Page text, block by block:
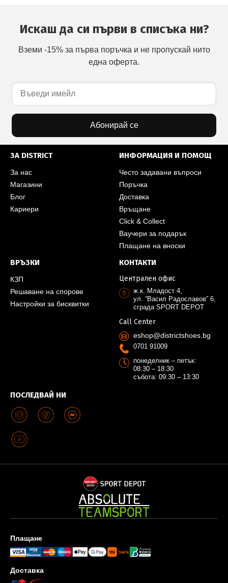
Искаш да си първи в списъка ни?
Вземи -15% за първа поръчка и не пропускай нито
една оферта.
Абонирай се
ЗА DISTRICT
За нас
Магазини
Блог
Кариери
ИНФОРМАЦИЯ И ПОМОЩ
Често задавани въпроси
Поръчка
Доставка
Връщане
Click & Collect
Ваучери за подарък
Плащане на вноски
ВРЪЗКИ
КЗП
Решаване на спорове
Настройки за бисквитки
ПОСЛЕДВАЙ НИ
КОНТАКТИ
Централен офис
ж.к. Младост 4,
ул. “Васил Радославов” 6,
сграда SPORT DEPOT
Call Center
eshop@districtshoes.bg
0701 91009
понеделник – петък:
08:30 – 18:30
събота: 09:30 – 13:30
Плащане
Доставка